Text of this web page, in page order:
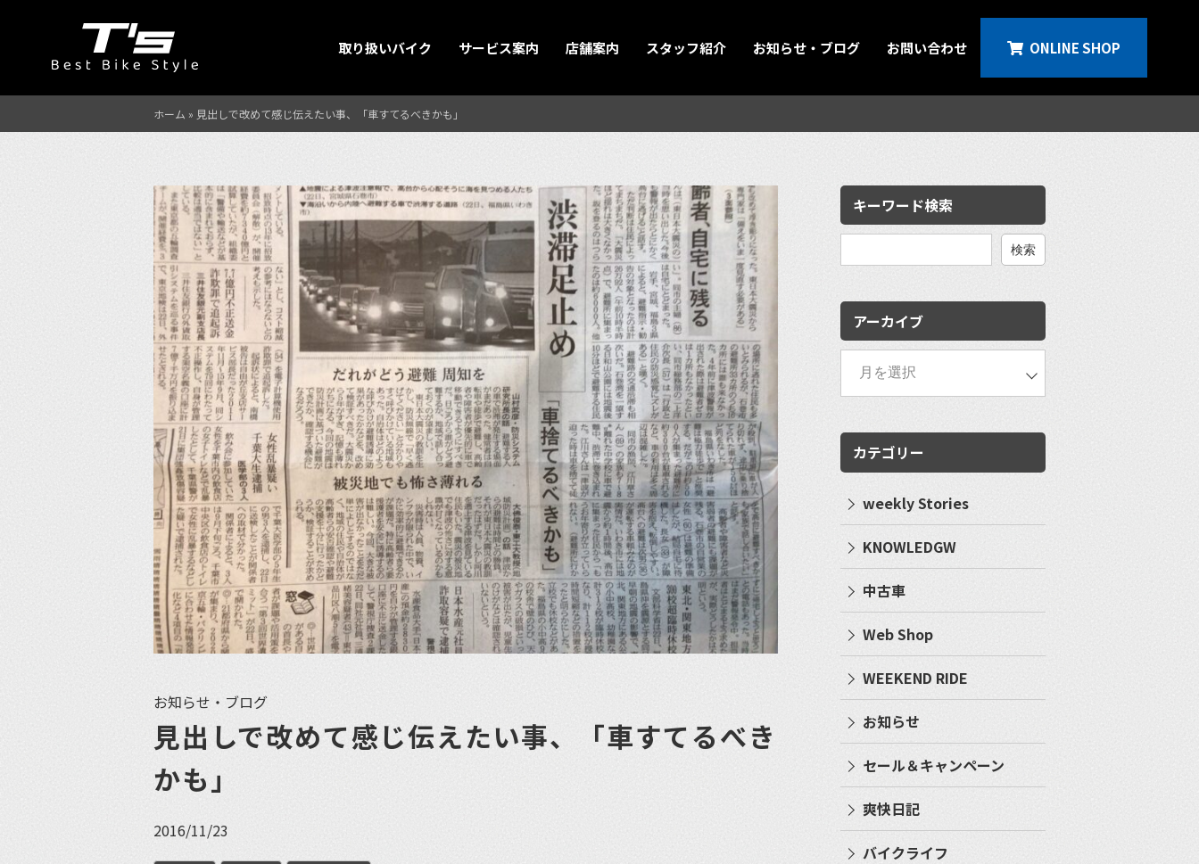
取り扱いバイク サービス案内 店舗案内 スタッフ紹介 お知らせ・ブログ お問い合わせ ONLINE SHOP
ホーム » 見出しで改めて感じ伝えたい事、「車すてるべきかも」
お知らせ・ブログ
見出しで改めて感じ伝えたい事、「車すてるべき
かも」
2016/11/23
キーワード検索
検
アーカイブ
カテゴリー
weekly Stories
KNOWLEDGW
中古車
Web Shop
WEEKEND RIDE
お知らせ
セール＆キャンペーン
爽快日記
バイクライフ